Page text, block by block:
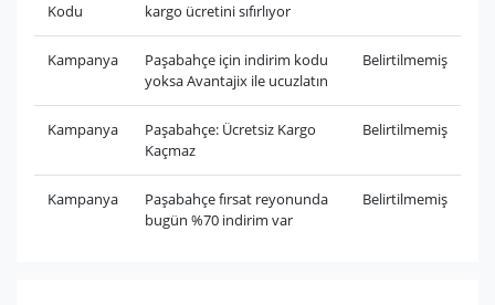
Kodu
kargo ücretini sıfırlıyor
Kampanya
Paşabahçe için indirim kodu
yoksa Avantajix ile ucuzlatın
Belirtilmemiş
Kampanya
Paşabahçe: Ücretsiz Kargo
Kaçmaz
Belirtilmemiş
Kampanya
Paşabahçe fırsat reyonunda
bugün %70 indirim var
Belirtilmemiş